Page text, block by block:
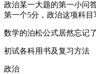
政治某一大题的第一小问
第一个5分，政治这项科目
数学的泊松公式居然忘记
初试各科用书及复习方法
政治